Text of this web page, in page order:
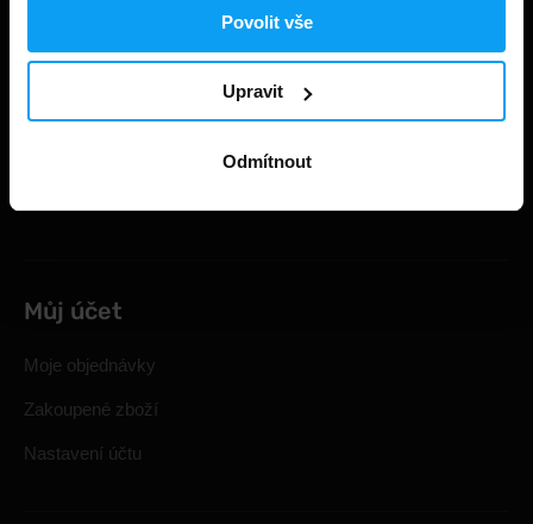
Povolit vše
Upravit
Odmítnout
Odstoupení od smlouvy
Nastavit cookies
Můj účet
Moje objednávky
Zakoupené zboží
Nastavení účtu